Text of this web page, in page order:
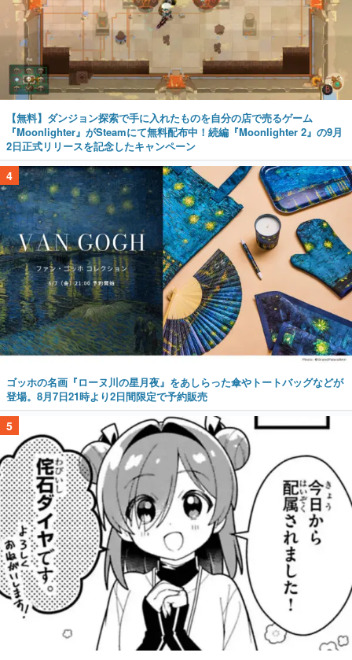
【無料】ダンジョン探索で手に入れたものを自分の店で売るゲーム
『Moonlighter』がSteamにて無料配布中！続編『Moonlighter 2』の9月
2日正式リリースを記念したキャンペーン
4
ゴッホの名画『ローヌ川の星月夜』をあしらった傘やトートバッグなどが
登場。8月7日21時より2日間限定で予約販売
5